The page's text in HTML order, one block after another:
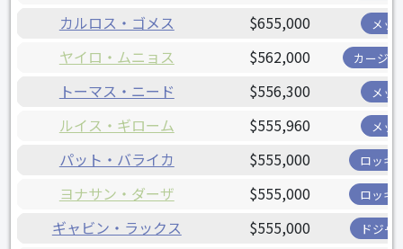
カルロス・ゴメス $655,000 メッ
ヤイロ・ムニョス $562,000 カージ
トーマス・ニード $556,300 メッ
ルイス・ギローム $555,960 メッ
パット・バライカ $555,000 ロッキ
ヨナサン・ダーザ $555,000 ロッキ
ギャビン・ラックス $555,000 ドジャ